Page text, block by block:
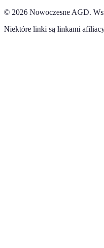
© 2026 Nowoczesne AGD.
Niektóre linki są linkami